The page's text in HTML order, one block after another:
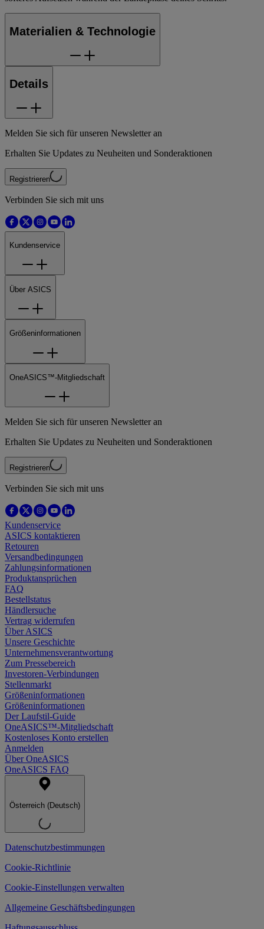
Materialien & Technologie
Details
Melden Sie sich für unseren Newsletter an
Erhalten Sie Updates zu Neuheiten und Sonderaktionen
Registrieren
Verbinden Sie sich mit uns
Kundenservice
Über ASICS
Größeninformationen
OneASICS™-Mitgliedschaft
Melden Sie sich für unseren Newsletter an
Erhalten Sie Updates zu Neuheiten und Sonderaktionen
Registrieren
Verbinden Sie sich mit uns
Kundenservice
ASICS kontaktieren
Retouren
Versandbedingungen
Zahlungsinformationen
Produktansprüchen
FAQ
Bestellstatus
Händlersuche
Vertrag widerrufen
Über ASICS
Unsere Geschichte
Unternehmensverantwortung
Zum Pressebereich
Investoren-Verbindungen
Stellenmarkt
Größeninformationen
Größeninformationen
Der Laufstil-Guide
OneASICS™-Mitgliedschaft
Kostenloses Konto erstellen
Anmelden
Über OneASICS
OneASICS FAQ
Österreich (Deutsch)
Datenschutzbestimmungen
Cookie-Richtlinie
Cookie-Einstellungen verwalten
Allgemeine Geschäftsbedingungen